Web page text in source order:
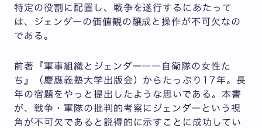
特定の役割に配置し、戦争を遂行するにあたって
は、ジェンダーの価値観の醸成と操作が不可欠なの
である。
前著『軍事組織とジェンダー――自衛隊の女性た
ち』（慶應義塾大学出版会）からたっぷり17年。長
年の宿題をやっと提出したような思いである。本書
が、戦争・軍隊の批判的考察にジェンダーという視
角が不可欠であると説得的に示すことに成功してい